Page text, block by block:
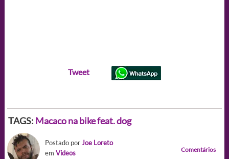
Tweet
TAGS: Macaco na bike feat. dog
Postado porJoe Loreto
em Videos Comentários